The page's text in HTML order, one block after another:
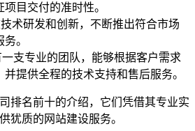
目交付的准时性。
术研发和创新，不断推出符合市场
。
一支专业的团队，能够根据客户需求
提供全程的技术支持和售后服务。
排名前十的介绍，它们凭借其专业实
犹质的网站建设服务。